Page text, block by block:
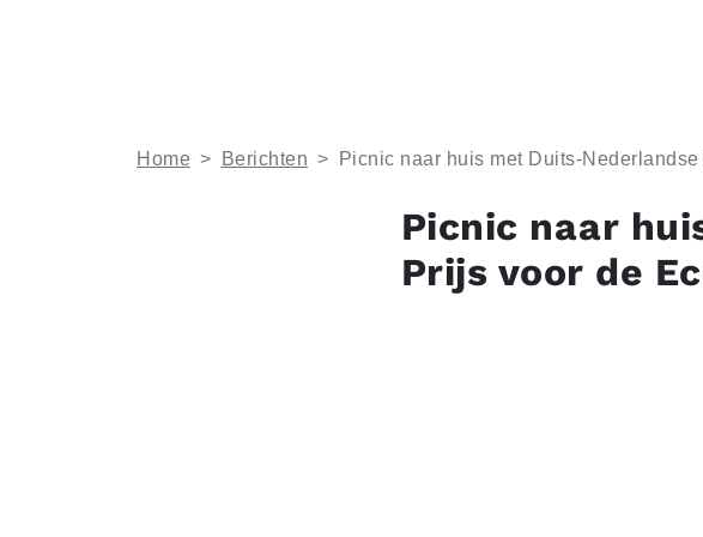
Home > Berichten > Picnic naar huis met Duits-
Picnic naar
Prijs voor de